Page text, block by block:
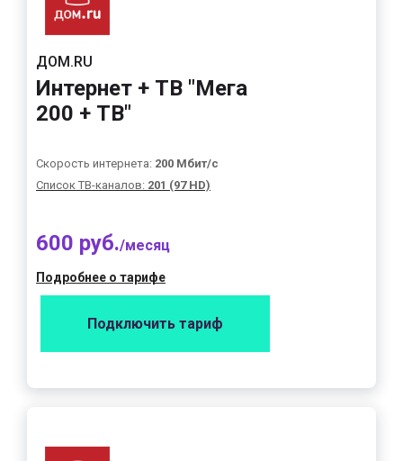
ДОМ.RU
Интернет + ТВ "Мега
200 + ТВ"
Скорость интернета: 200 Мбит/с
Список ТВ-каналов: 201 (97 HD)
600 руб./месяц
Подробнее о тарифе
Подключить тариф